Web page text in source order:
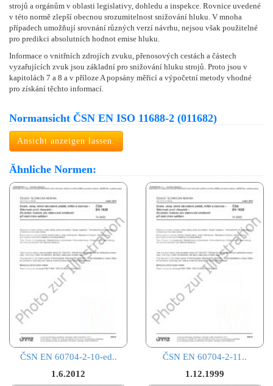
strojů a orgánům v oblasti legislativy, dohledu a inspekce. Rovnice uvedené
v této normě zlepší obecnou srozumitelnost snižování hluku. V mnoha
případech umožňují srovnání různých verzí návrhu, nejsou však použitelné
pro predikci absolutních hodnot emise hluku.
Informace o vnitřních zdrojích zvuku, přenosových cestách a částech
vyzařujících zvuk jsou základní pro snižování hluku strojů. Proto jsou v
kapitolách 7 a 8 a v příloze A popsány měřicí a výpočetní metody vhodné
pro získání těchto informací.
Normansicht ČSN EN ISO 11688-2 (011682)
Ansicht anzeigen lassen.
Ähnliche Normen:
ČSN EN 60704-2-10-ed..
1.6.2012
ČSN EN 60704-2-11..
1.12.1999